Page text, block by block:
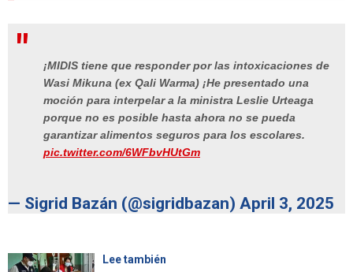
¡MIDIS tiene que responder por las intoxicaciones de
Wasi Mikuna (ex Qali Warma) ¡He presentado una
moción para interpelar a la ministra Leslie Urteaga
porque no es posible hasta ahora no se pueda
garantizar alimentos seguros para los escolares.
pic.twitter.com/6WFbvHUtGm
— Sigrid Bazán (@sigridbazan) April 3, 2025
Lee también